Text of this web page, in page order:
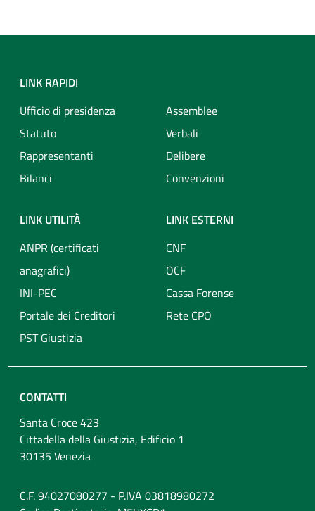
LINK RAPIDI
Ufficio di presidenza
Statuto
Rappresentanti
Bilanci
Assemblee
Verbali
Delibere
Convenzioni
LINK UTILITÀ
ANPR (certificati
anagrafici)
INI-PEC
Portale dei Creditori
PST Giustizia
LINK ESTERNI
CNF
OCF
Cassa Forense
Rete CPO
CONTATTI
Santa Croce 423
Cittadella della Giustizia, Edificio 1
30135 Venezia
C.F. 94027080277 - P.IVA 03818980272